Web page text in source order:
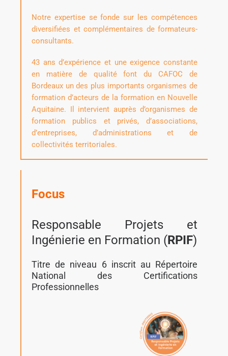
Notre expertise se fonde sur les compétences
diversifiées et complémentaires de formateurs-
consultants.
43 ans d’expérience et une exigence constante
en matière de qualité font du CAFOC de
Bordeaux un des plus importants organismes de
formation d’acteurs de la formation en Nouvelle
Aquitaine. Il intervient auprès d’organismes de
formation publics et privés, d’associations,
d’entreprises, d’administrations et de
collectivités territoriales.
Focus
Responsable Projets et
Ingénierie en Formation (RPIF)
Titre de niveau 6 inscrit au Répertoire
National des Certifications
Professionnelles